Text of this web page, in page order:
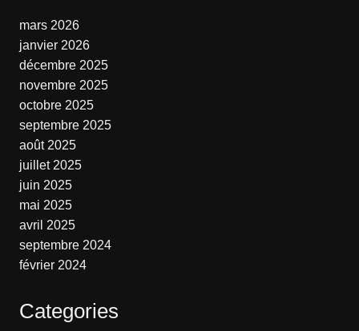
mars 2026
janvier 2026
décembre 2025
novembre 2025
octobre 2025
septembre 2025
août 2025
juillet 2025
juin 2025
mai 2025
avril 2025
septembre 2024
février 2024
Categories